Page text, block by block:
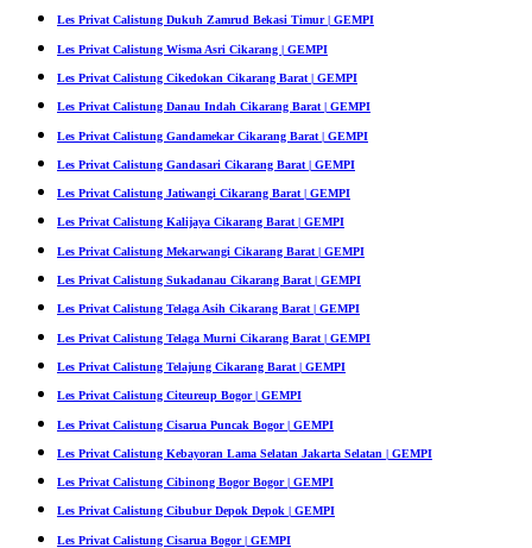
Les Privat Calistung Dukuh Zamrud Bekasi Timur | GEMPI
Les Privat Calistung Wisma Asri Cikarang | GEMPI
Les Privat Calistung Cikedokan Cikarang Barat | GEMPI
Les Privat Calistung Danau Indah Cikarang Barat | GEMPI
Les Privat Calistung Gandamekar Cikarang Barat | GEMPI
Les Privat Calistung Gandasari Cikarang Barat | GEMPI
Les Privat Calistung Jatiwangi Cikarang Barat | GEMPI
Les Privat Calistung Kalijaya Cikarang Barat | GEMPI
Les Privat Calistung Mekarwangi Cikarang Barat | GEMPI
Les Privat Calistung Sukadanau Cikarang Barat | GEMPI
Les Privat Calistung Telaga Asih Cikarang Barat | GEMPI
Les Privat Calistung Telaga Murni Cikarang Barat | GEMPI
Les Privat Calistung Telajung Cikarang Barat | GEMPI
Les Privat Calistung Citeureup Bogor | GEMPI
Les Privat Calistung Cisarua Puncak Bogor | GEMPI
Les Privat Calistung Kebayoran Lama Selatan Jakarta Selatan | GEMPI
Les Privat Calistung Cibinong Bogor Bogor | GEMPI
Les Privat Calistung Cibubur Depok Depok | GEMPI
Les Privat Calistung Cisarua Bogor | GEMPI